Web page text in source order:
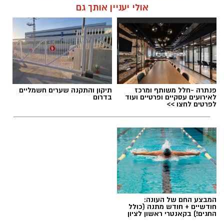
העונה החמישית של "פאודה" מתרחשת על רקע
המציאות הביטחונית שנוצרה לאחר מתקפת חמאס
ב7 באוקטובר, והפרקים הקרובים צפויים להציג את
נקודת המבט של הדמויות המרכזיות במהלך
האירועים הדרמטיים.
חדשותי? מצאתם טעות בכתבה? נשמח שתשתפו
אותנו
תגים:ראשון לציון, הקוסם מארץ עוץ
אולי יעניין אותך גם
פנתרה -חלל משותף ומרכז
לאירועים עסקיים ופרטיים ועוד
לפרטים לחצו >>
תיקון והתקנה שערים חשמליים
בדרום
המבצע החם של העונה:
חודשיים + חודש מתנה (כולל
החגים!) בקאנטרי ראשון לציון